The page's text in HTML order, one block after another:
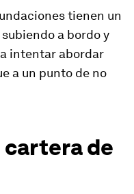
tienen un
a bordo y
intentar abordar
a un punto de no
de